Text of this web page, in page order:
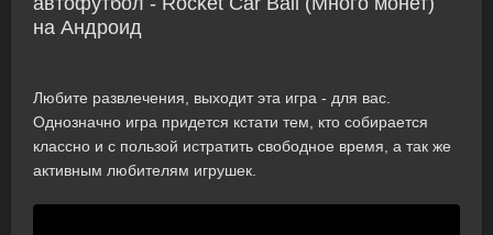
на Андроид
Любите развлечения, выходит эта игра - для вас.
Однозначно игра придется кстати тем, кто собирается
классно и с пользой истратить свободное время, а так же
активным любителям игрушек.